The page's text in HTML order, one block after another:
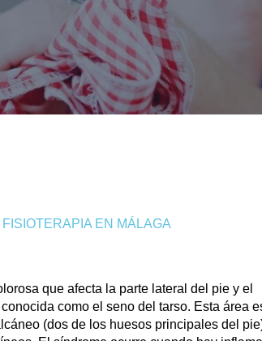
EN MÁLAGA
que afecta la parte lateral del pie y el
como el seno del tarso. Esta área
(dos de los huesos principales del